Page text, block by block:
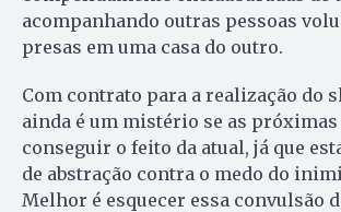
acompanhando outras pessoas
presas em uma casa do outro.
Com contrato para a realização do
ainda é um mistério se as próximas
conseguir o feito da atual, já que
de abstração contra o medo do
Melhor é esquecer essa convulsão